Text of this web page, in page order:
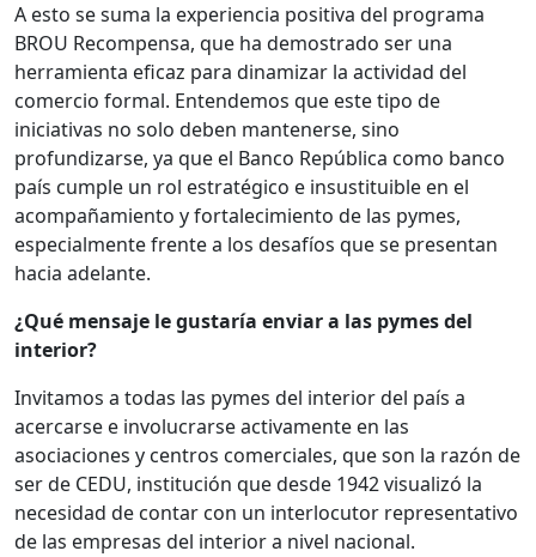
A esto se suma la experiencia positiva del programa
BROU Recompensa, que ha demostrado ser una
herramienta eficaz para dinamizar la actividad del
comercio formal. Entendemos que este tipo de
iniciativas no solo deben mantenerse, sino
profundizarse, ya que el Banco República como banco
país cumple un rol estratégico e insustituible en el
acompañamiento y fortalecimiento de las pymes,
especialmente frente a los desafíos que se presentan
hacia adelante.
¿Qué mensaje le gustaría enviar a las pymes del
interior?
Invitamos a todas las pymes del interior del país a
acercarse e involucrarse activamente en las
asociaciones y centros comerciales, que son la razón de
ser de CEDU, institución que desde 1942 visualizó la
necesidad de contar con un interlocutor representativo
de las empresas del interior a nivel nacional.